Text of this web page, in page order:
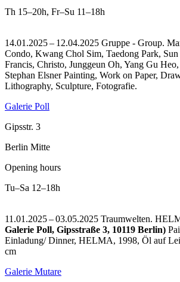
Th 15–20h, Fr–Su 11–18h
14.01.2025 – 12.04.2025 Gruppe - Group.
Condo, Kwang Chol Sim, Taedong Park,
Francis, Christo, Junggeun Oh, Yang Gu
Stephan Elsner Painting, Work on Paper,
Lithography, Sculpture, Fotografie.
Galerie Poll
Gipsstr. 3
Berlin Mitte
Opening hours
Tu–Sa 12–18h
11.01.2025 – 03.05.2025 Traumwelten.
Galerie Poll, Gipsstraße 3, 10119 Berlin)
Einladung/ Dinner, HELMA, 1998, Öl auf
cm
Galerie Mutare